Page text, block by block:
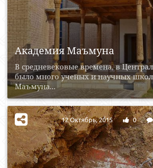
Академия Маъмуна
В средневековые времена, в
было много ученых и научных
Маъмуна...
12 Октябрь, 2015 0